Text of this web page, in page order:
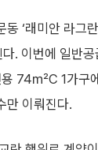
‘래미안 라그
. 이번에 일반
74㎡C 1가구
만 이뤄진다.